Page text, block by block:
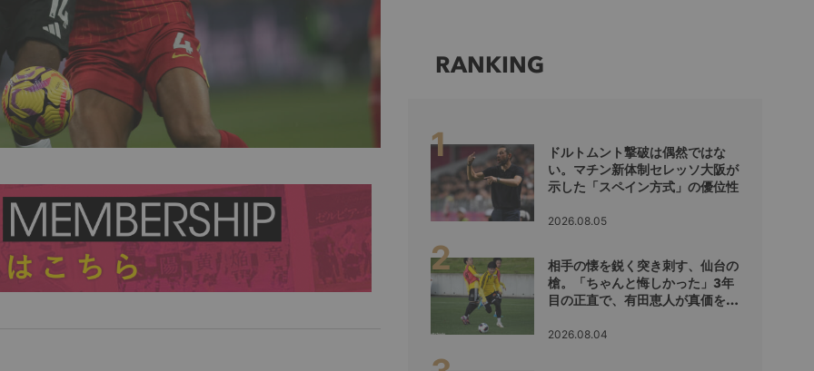
RANKING
ドルトムント撃破は偶然ではな
い。マチン新体制セレッソ大阪が
示した「スペイン方式」の優位性
2026.08.05
相手の懐を鋭く突き刺す、仙台の
槍。「ちゃんと悔しかった」3年
目の正直で、有田恵人が真価を示
2026.08.04